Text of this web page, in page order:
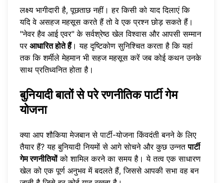
लक्ष्य भागीदारी है, पूछताछ नहीं। हर किसी को याद दिलाएं कि
यदि वे असहज महसूस करते हैं तो वे एक प्रश्न छोड़ सकते हैं।
"नेवर हैव आई एवर" के सर्वश्रेष्ठ खेल विश्वास और आपसी सम्मान
पर आधारित होते हैं। यह दृष्टिकोण सुनिश्चित करता है कि यहां
तक कि शर्मीले मेहमान भी सहज महसूस करें जब कोई कथन उनके
साथ प्रतिध्वनित होता है।
बुनियादी बातों से परे रणनीतिक पार्टी गेम
योजना
क्या आप शौकिया मेजबान से पार्टी-योजना किंवदंती बनने के लिए
तैयार हैं? यह बुनियादी नियमों से आगे सोचने और कुछ उन्नतपार्टी
गेम रणनीतियोंको शामिल करने का समय है। ये तत्व एक साधारण
खेल को एक पूर्ण अनुभव में बदलते हैं, जिससे आपकी सभा वह बन